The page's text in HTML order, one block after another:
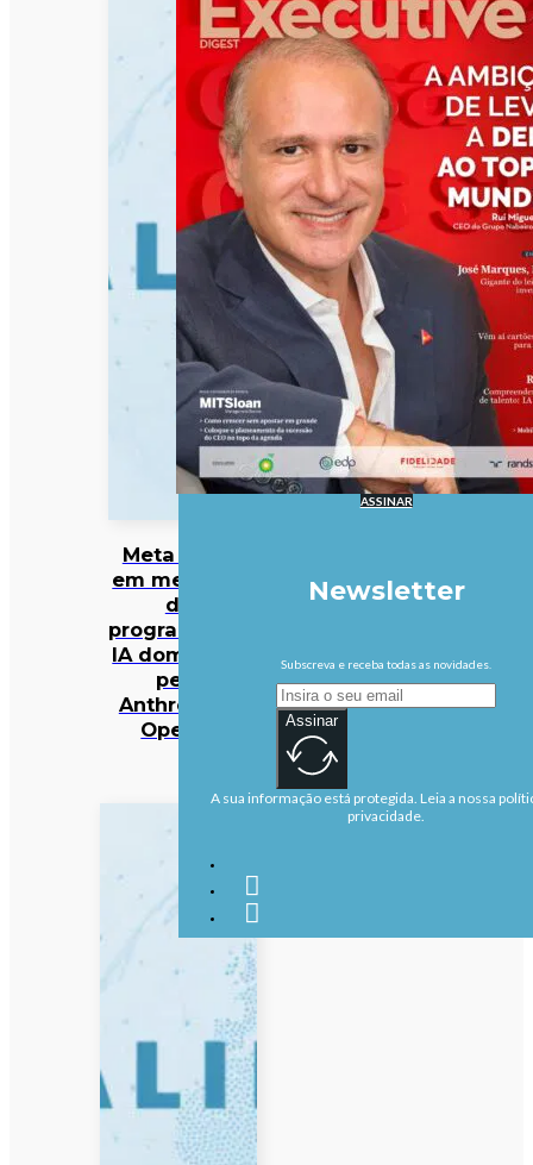
Meta entra
em mercado
da
programação
IA dominado
pela
Anthropic e
OpenAI
ASSINAR
Newsletter
Subscreva e receba todas as novidades.
Assinar
A sua informação está protegida. Leia a nossa
privacidade.